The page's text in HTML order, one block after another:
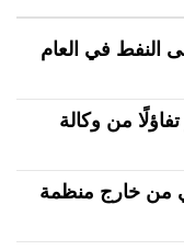
النفط في العام
أوبك لعام 2024 أكثر تفاؤلًا من وكالة
من خارج منظمة